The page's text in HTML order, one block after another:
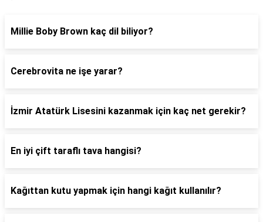
Millie Boby Brown kaç dil biliyor?
Cerebrovita ne işe yarar?
İzmir Atatürk Lisesini kazanmak için kaç net gerekir?
En iyi çift taraflı tava hangisi?
Kağıttan kutu yapmak için hangi kağıt kullanılır?